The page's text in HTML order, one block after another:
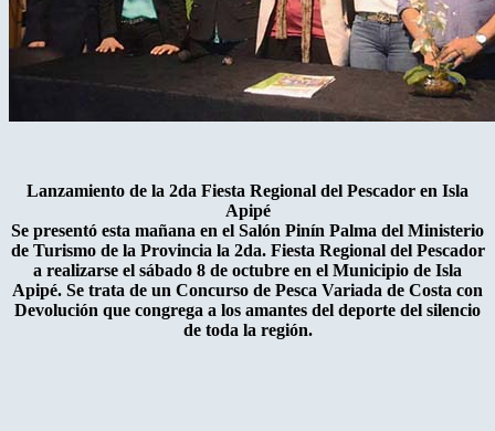
Lanzamiento de la 2da Fiesta Regional del Pescador en Isla
Apipé
Se presentó esta mañana en el Salón Pinín Palma del Ministerio
de Turismo de la Provincia la 2da. Fiesta Regional del Pescador
a realizarse el sábado 8 de octubre en el Municipio de Isla
Apipé. Se trata de un Concurso de Pesca Variada de Costa con
Devolución que congrega a los amantes del deporte del silencio
de toda la región.